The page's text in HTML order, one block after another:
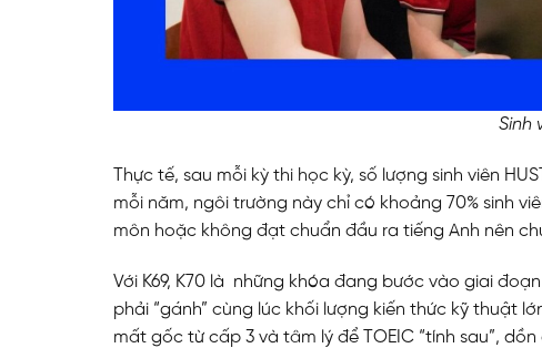
Sinh
Thực tế, sau mỗi kỳ thi học kỳ, số lượng sinh viên
mỗi năm, ngôi trường này chỉ có khoảng 70% sinh
môn hoặc không đạt chuẩn đầu ra tiếng Anh nên
Với K69, K70 là những khóa đang bước vào giai
phải “gánh” cùng lúc khối lượng kiến thức kỹ thuật
mất gốc từ cấp 3 và tâm lý để TOEIC “tính sau”,